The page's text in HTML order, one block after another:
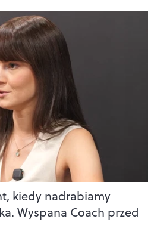
kiedy nadrabiamy
Wyspana Coach przed